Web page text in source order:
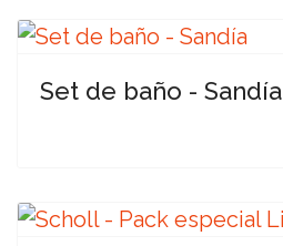
Set de baño - Sandía